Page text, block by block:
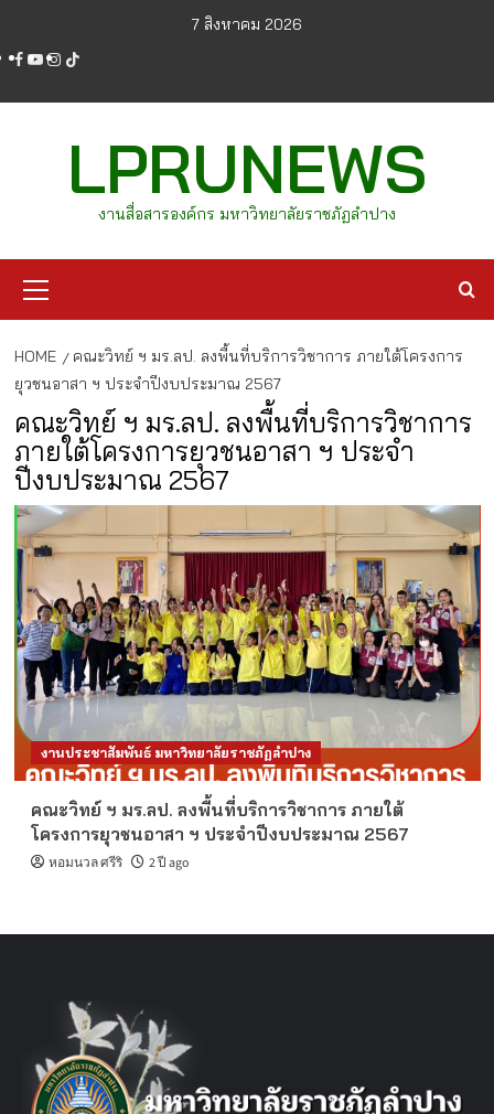
content
7 สิงหาคม 2026
facebook
youtube
instagram
tiktok
LPRUNEWS
งานสื่อสารองค์กร มหาวิทยาลัยราชภัฏลำปาง
Menu
HOME
คณะวิทย์ ฯ มร.ลป. ลงพื้นที่บริการวิชาการ ภายใต้โครงการ
ยุวชนอาสา ฯ ประจำปีงบประมาณ 2567
คณะวิทย์ ฯ มร.ลป. ลงพื้นที่บริการวิชาการ
ภายใต้โครงการยุวชนอาสา ฯ ประจำ
ปีงบประมาณ 2567
งานประชาสัมพันธ์ มหาวิทยาลัยราชภัฏลำปาง
คณะวิทย์ ฯ มร.ลป. ลงพื้นที่บริการวิชาการ ภายใต้
โครงการยุวชนอาสา ฯ ประจำปีงบประมาณ 2567
หอมนวล ศรีริ 2 ปี ago